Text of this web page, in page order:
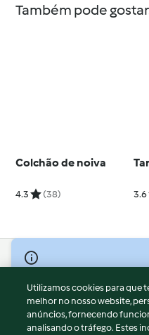
Também pode
Colchão de noiva
4.3 (38) 3.6
© Copyright 2026
Termos de Utilização
Aviso sobre Proteção de Dados
Aviso
Utilizamos cookies para que
melhor no nosso website,
anúncios, fornecendo
analisando o tráfego. Estes